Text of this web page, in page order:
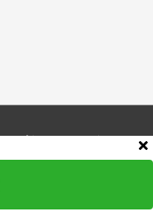
Política de cookies